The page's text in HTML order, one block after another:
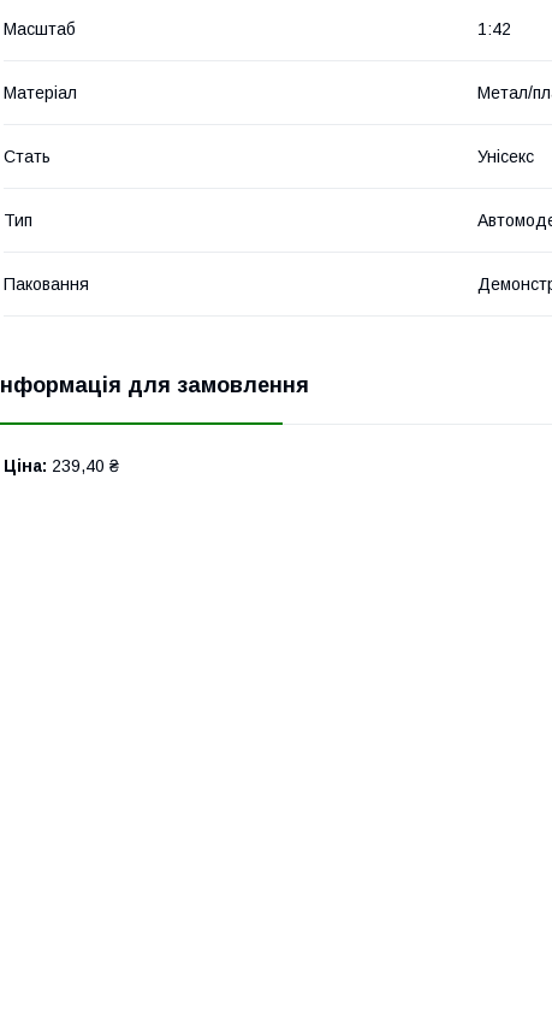
Масштаб 1:42
Матеріал Метал/
Стать Унісекс
Тип
Паковання
Інформація для замовлення
Ціна: 239,40 ₴